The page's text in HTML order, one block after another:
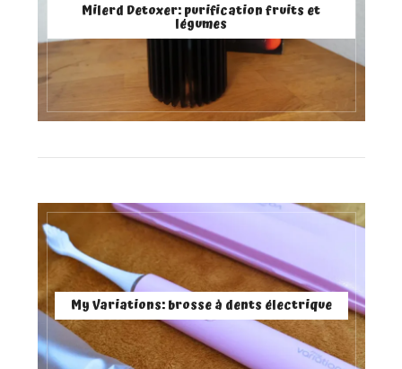
Milerd Detoxer: purification fruits et
légumes
My Variations: brosse à dents électrique